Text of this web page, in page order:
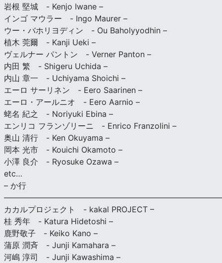
岩根 堅城 - Kenjo Iwane –
インゴ マウラー - Ingo Maurer –
ウー・バホリヨディン - Ou Baholyyodhin –
植木 莞爾 - Kanji Ueki –
ヴェルナー パントン - Verner Panton –
内田 繁 - Shigeru Uchida –
内山 章一 - Uchiyama Shoichi –
エーロ サーリネン - Eero Saarinen –
エーロ・アールニオ - Eero Aarnio –
蛯名 紀之 - Noriyuki Ebina –
エンリコ フランゾリーニ - Enrico Franzolini –
奥山 清行 - Ken Okuyama –
岡本 光市 - Kouichi Okamoto –
小澤 良介 - Ryosuke Ozawa –
etc…
– か行
カカルプロジェクト - kakal PROJECT –
桂 秀年 - Katura Hidetoshi –
鹿野敬子 - Keiko Kano –
蒲原 潤斉 - Junji Kamahara –
河嶋 淳司 - Junji Kawashima –